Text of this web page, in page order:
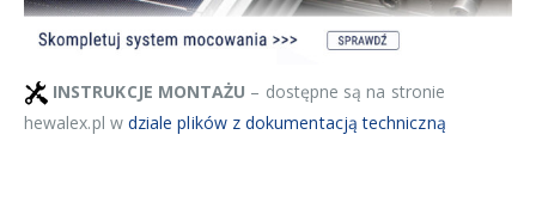
INSTRUKCJE MONTAŻU – dostępne są na stronie
hewalex.pl w dziale plików z dokumentacją techniczną